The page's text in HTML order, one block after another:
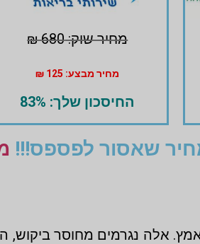
מחיר שוק: 680 ₪
מחיר מבצע: 125 ₪
החיסכון שלך: 83%
שאסור לפספס!!!
אלה נגרמים מחוסר